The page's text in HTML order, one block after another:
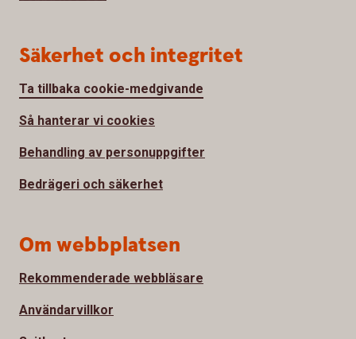
Säkerhet och integritet
Ta tillbaka cookie-medgivande
Så hanterar vi cookies
Behandling av personuppgifter
Bedrägeri och säkerhet
Om webbplatsen
Rekommenderade webbläsare
Användarvillkor